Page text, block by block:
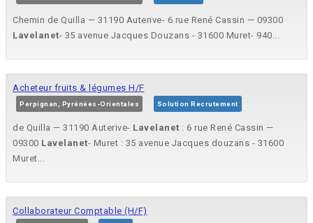
Chemin de Quilla — 31190 Auterive- 6 rue René Cassin — 09300
Lavelanet- 35 avenue Jacques Douzans - 31600 Muret- 940...
Acheteur fruits & légumes H/F
Perpignan, Pyrénées-Orientales Solution Recrutement
de Quilla — 31190 Auterive- Lavelanet : 6 rue René Cassin —
09300 Lavelanet- Muret : 35 avenue Jacques douzans - 31600
Muret...
Collaborateur Comptable (H/F)